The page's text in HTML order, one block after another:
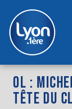
OL :
TÊTE DU